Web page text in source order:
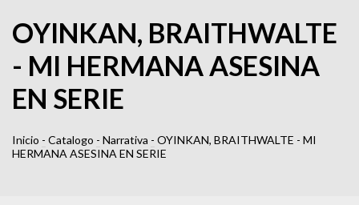
OYINKAN, BRAITHWALTE
- MI HERMANA ASESINA
EN SERIE
Inicio - Catalogo - Narrativa - OYINKAN, BRAITHWALTE - MI
HERMANA ASESINA EN SERIE